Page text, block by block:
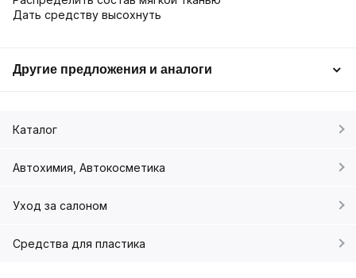
Дать средству высохнуть
Другие предложения и аналоги
Каталог
Автохимия, Автокосметика
Уход за салоном
Средства для пластика